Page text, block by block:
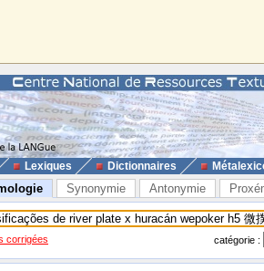
Lexiques Dictionnaires
Synonymie Antonymie
corrigées catégorie :